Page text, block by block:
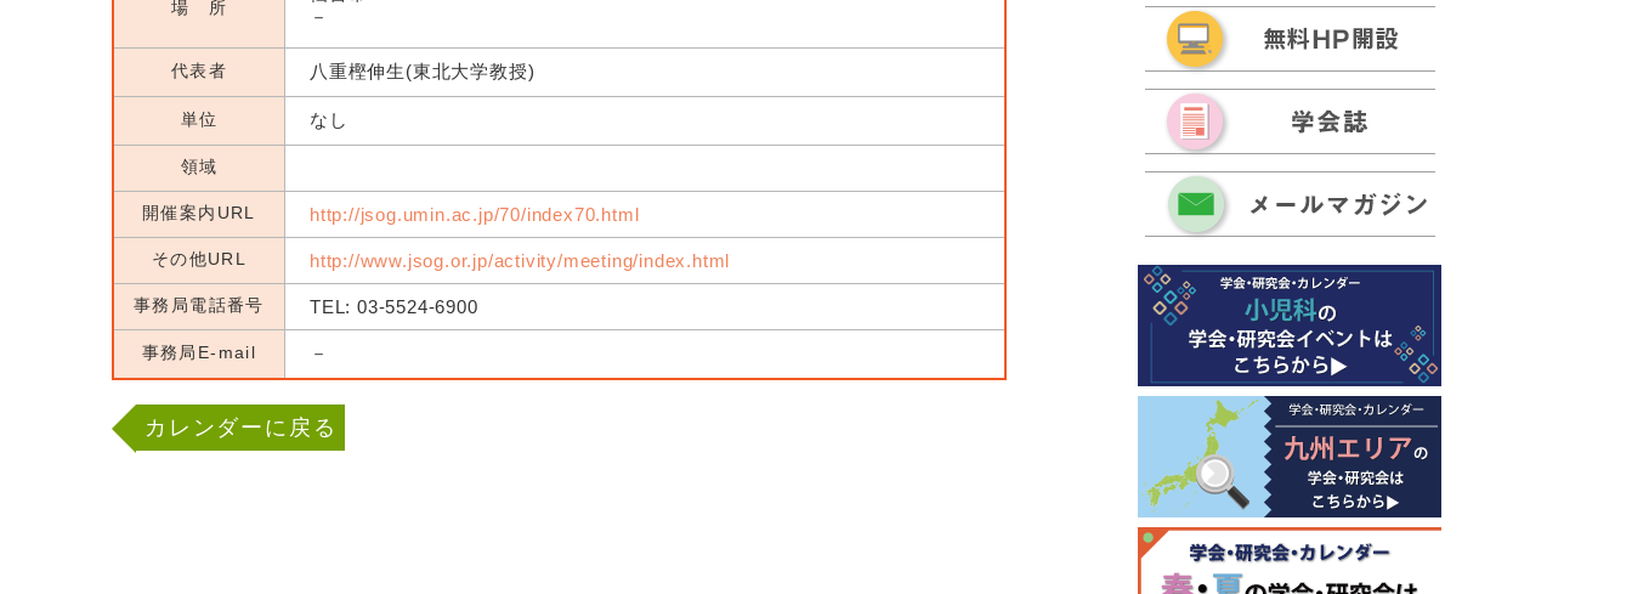
場 所
－
代表者 八重樫伸生(東北大学教授)
単位 なし
領域
開催案内URL http://jsog.umin.ac.jp/70/index70.html
その他URL http://www.jsog.or.jp/activity/meeting/index.html
事務局電話番号 TEL: 03-5524-6900
事務局E-mail －
カレンダーに戻る